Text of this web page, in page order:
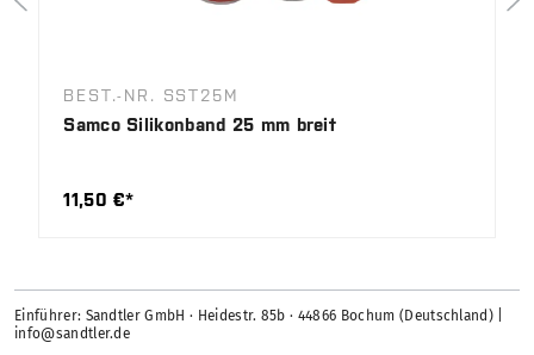
BEST.-NR. SST25M
Samco Silikonband 25 mm breit
11,50 €*
Einführer: Sandtler GmbH · Heidestr. 85b · 44866 Bochum (Deutschland) |
info@sandtler.de